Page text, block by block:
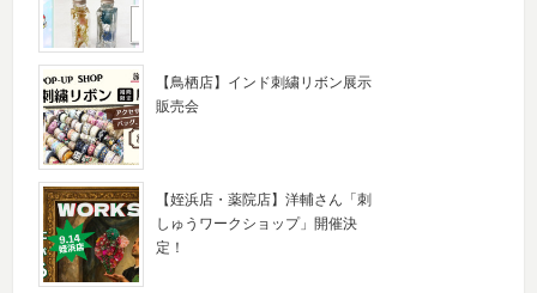
【鳥栖店】インド刺繍リボン展示
販売会
【姪浜店・薬院店】洋輔さん「刺
しゅうワークショップ」開催決
定！